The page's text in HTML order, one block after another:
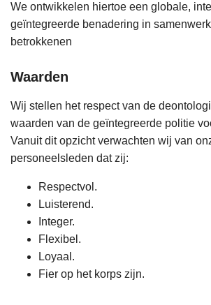
We ontwikkelen hiertoe een globale,
geïntegreerde benadering in
betrokkenen
Waarden
Wij stellen het respect van de
waarden van de geïntegreerde politie
Vanuit dit opzicht verwachten wij van
personeelsleden dat zij:
Respectvol.
Luisterend.
Integer.
Flexibel.
Loyaal.
Fier op het korps zijn.